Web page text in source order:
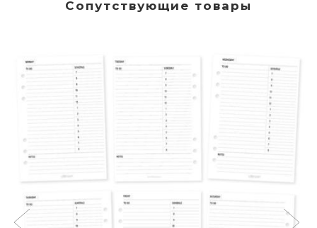
Сопутствующие товары